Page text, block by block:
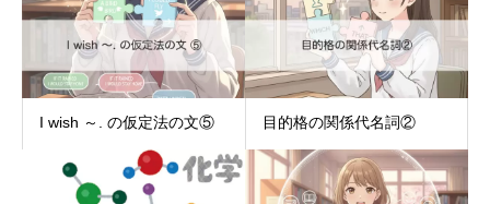
I wish ～. の仮定法の文⑤ 目的格の関係代名詞②